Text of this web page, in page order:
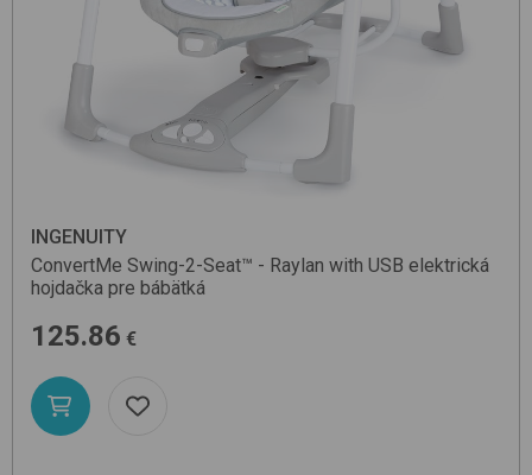
INGENUITY
ConvertMe Swing-2-Seat™ - Raylan with USB elektrická
hojdačka pre bábätká
125.86 €